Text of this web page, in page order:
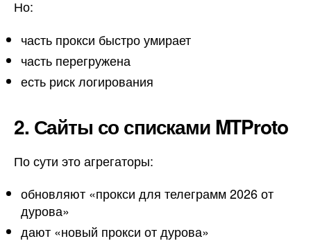
Но:
часть прокси быстро умирает
часть перегружена
есть риск логирования
2. Сайты со списками MTProto
По сути это агрегаторы:
обновляют «прокси для телеграмм 2026 от
дурова»
дают «новый прокси от дурова»